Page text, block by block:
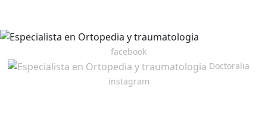
facebook
Doctoralia
instagram